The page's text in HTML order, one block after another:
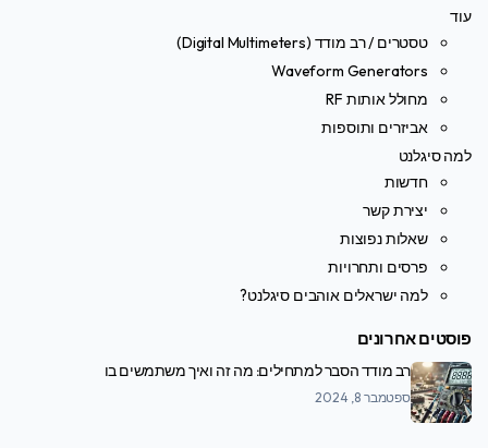
עוד
טסטרים / רב מודד (Digital Multimeters)
Waveform Generators
מחולל אותות RF
אביזרים ותוספות
למה סיגלנט
חדשות
יצירת קשר
שאלות נפוצות
פרסים ותחרויות
למה ישראלים אוהבים סיגלנט?
פוסטים אחרונים
רב מודד הסבר למתחילים: מה זה ואיך משתמשים בו
ספטמבר 8, 2024